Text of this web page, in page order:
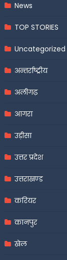
News
TOP STORIES
Uncategorized
अन्तर्राष्ट्रीय
अलीगढ़
आगरा
उड़ीसा
उत्तर प्रदेश
उत्तराखण्ड
करियर
कानपुर
खेल